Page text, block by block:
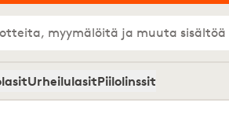
myymälöitä ja muuta sisältöä
UrheilulasitPiilolinssit